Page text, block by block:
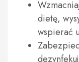
dietę,
wspierać